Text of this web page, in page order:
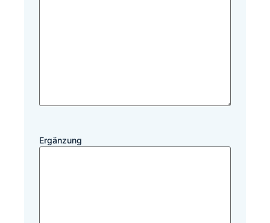
Ergänzung